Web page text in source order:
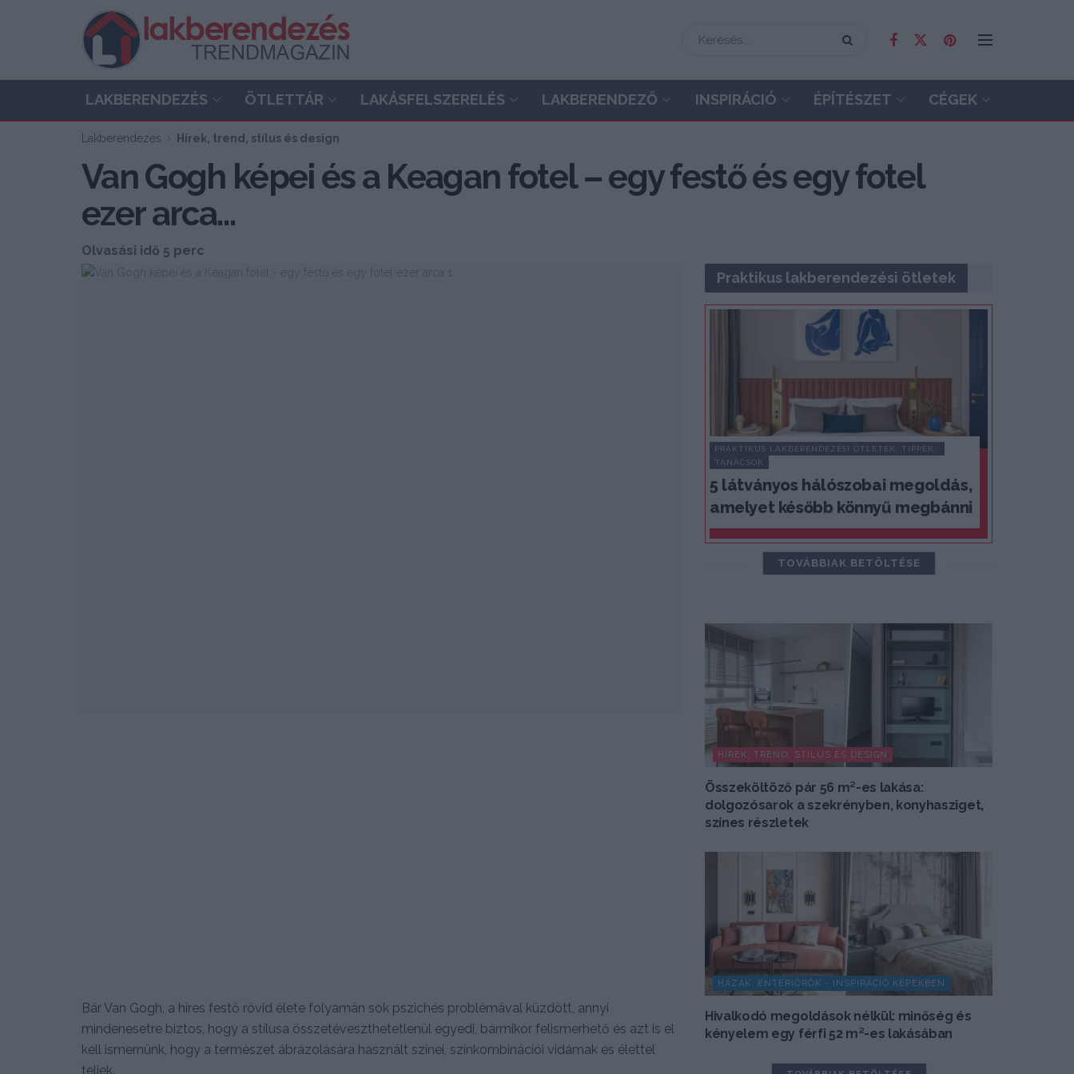
LAKBERENDEZÉS ÖTLETTÁR LAKÁSFELSZERELÉS LAKBERENDEZŐ INSPIRÁCIÓ ÉPÍTÉSZET CÉGEK
Lakberendezés Hírek, trend, stílus és design
Van Gogh képei és a Keagan fotel – egy festő és egy fotel
ezer arca…
Olvasási idő 5 perc
Bár Van Gogh, a híres festő rövid élete folyamán sok pszichés problémával küzdött, annyi
mindenesetre biztos, hogy a stílusa összetéveszthetetlenül egyedi, bármikor felismerhető és azt is el
kell ismernünk, hogy a természet ábrázolására használt színei, színkombinációi vidámak és élettel
teliek.
Praktikus lakberendezési ötletek
PRAKTIKUS LAKBERENDEZÉSI ÖTLETEK, TIPPEK,
TANÁCSOK
5 látványos hálószobai megoldás,
amelyet később könnyű megbánni
TOVÁBBIAK BETÖLTÉSE
HÍREK, TREND, STÍLUS ÉS DESIGN
Összeköltöző pár 56 m²-es lakása:
dolgozósarok a szekrényben, konyhasziget,
színes részletek
HÁZAK, ENTERIŐRÖK - INSPIRÁCIÓ KÉPEKBEN
Hivalkodó megoldások nélkül: minőség és
kényelem egy férfi 52 m²-es lakásában